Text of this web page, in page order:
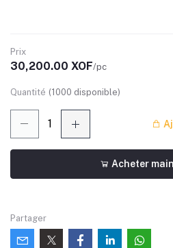
Prix
30,200.00 XOF/pc
Quantité (1000 disponible)
Acheter
Partager